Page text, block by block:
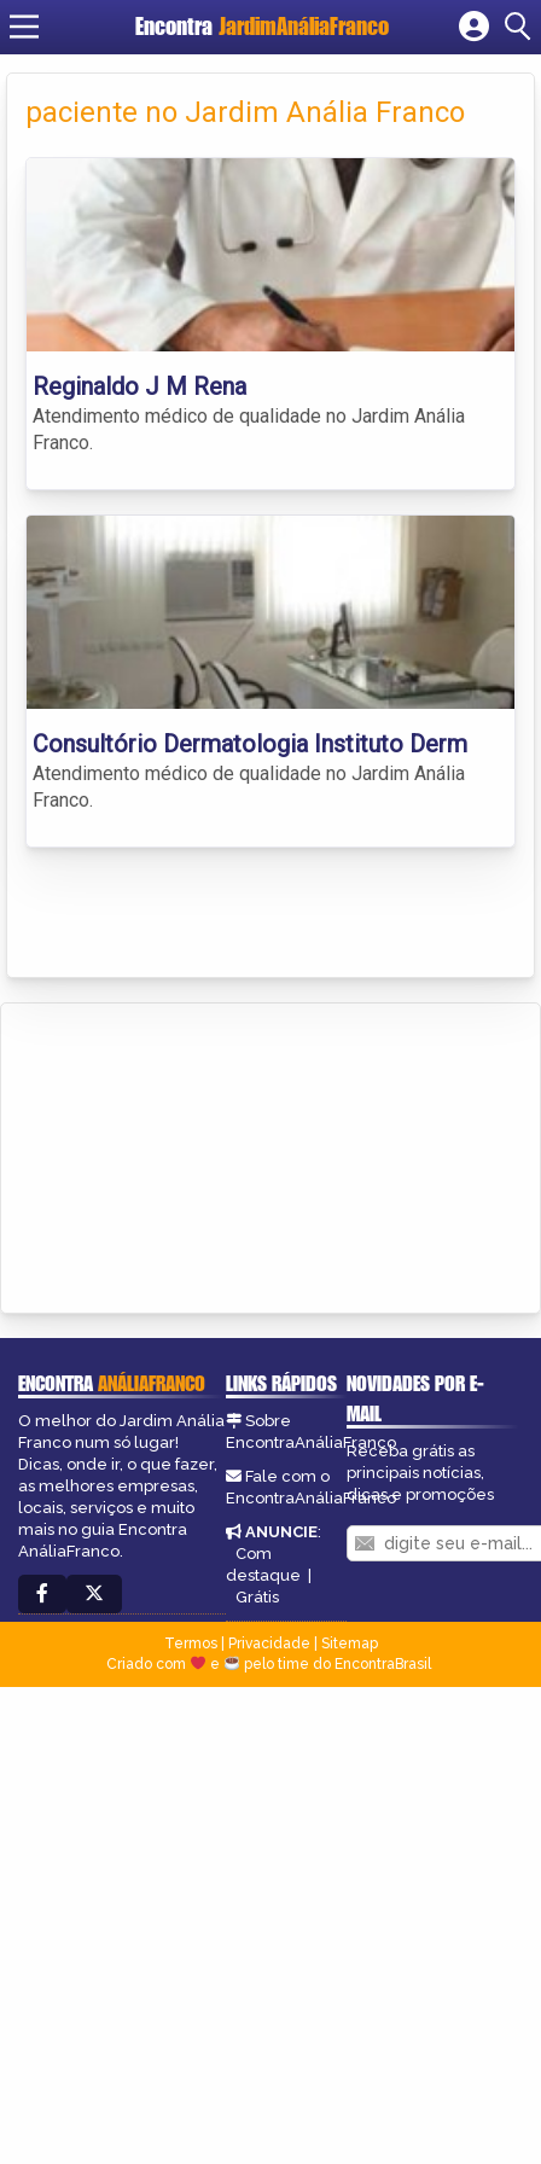
Encontra JardimAnáliaFranco
Cadastrar empresa
Criar conta
paciente no Jardim Anália Franco
Reginaldo J M Rena
Atendimento médico de qualidade no Jardim Anália
Franco.
Consultório Dermatologia Instituto Derm
Atendimento médico de qualidade no Jardim Anália
Franco.
ENCONTRAANÁLIAFRANCO
O melhor do Jardim Anália
Franco num só lugar!
Dicas, onde ir, o que fazer,
as melhores empresas,
locais, serviços e muito
mais no guia Encontra
AnáliaFranco.
LINKS RÁPIDOS
Sobre
EncontraAnáliaFranco
Fale com o
EncontraAnáliaFranco
ANUNCIE:
Com
destaque |
Grátis
NOVIDADES POR E-
MAIL
Receba grátis as
principais notícias,
dicas e promoções
Termos| Privacidade
Sitemap
Criado com
e pelo time do EncontraBrasil